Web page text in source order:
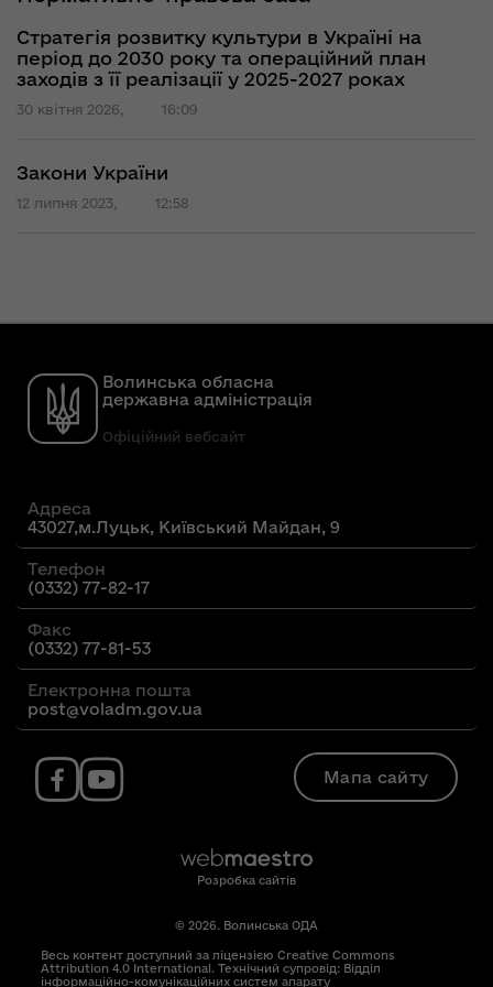
Стратегія розвитку культури в Україні на
період до 2030 року та операційний план
заходів з її реалізації у 2025-2027 роках
30 квітня 2026, 16:09
Закони України
12 липня 2023, 12:58
Волинська обласна
державна адміністрація
Офіційний вебсайт
Адреса
43027,м.Луцьк, Київський Майдан, 9
Телефон
(0332) 77-82-17
Факс
(0332) 77-81-53
Електронна пошта
post@voladm.gov.ua
Мапа сайту
Розробка сайтів
© 2026. Волинська ОДА
Весь контент доступний за ліцензією Creative Commons
Attribution 4.0 International. Технічний супровід: Відділ
інформаційно-комунікаційних систем апарату